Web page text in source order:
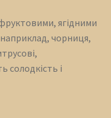
ягідними
чорниця,
солодкість і